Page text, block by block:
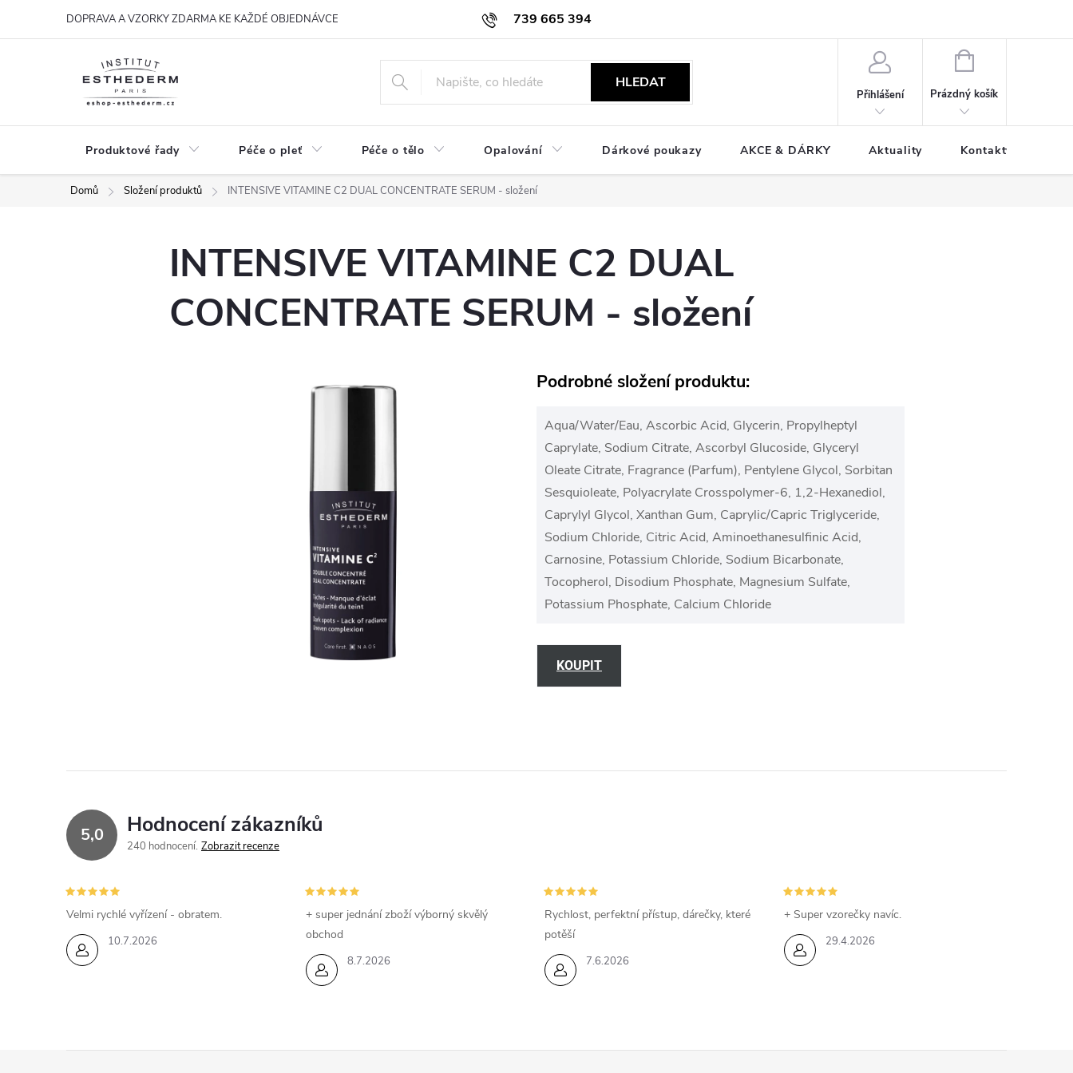
739 665 394
DOPRAVA A VZORKY ZDARMA KE KAŽDÉ OBJEDNÁVCE
HLEDAT
Přihlášení
NÁKUPNÍ
Prázdný košík
Produktové řady Péče o pleť Péče o tělo Opalování Dárkové poukazy AKCE & DÁRKY Aktuality Kontakty
Domů Složení produktů INTENSIVE VITAMINE C2 DUAL CONCENTRATE SERUM - složení
INTENSIVE VITAMINE C2 DUAL
CONCENTRATE SERUM - složení
Podrobné složení produktu:
Aqua/Water/Eau, Ascorbic Acid, Glycerin, Propylheptyl
Caprylate, Sodium Citrate, Ascorbyl Glucoside, Glyceryl
Oleate Citrate, Fragrance (Parfum), Pentylene Glycol, Sorbitan
Sesquioleate, Polyacrylate Crosspolymer-6, 1,2-Hexanediol,
Caprylyl Glycol, Xanthan Gum, Caprylic/Capric Triglyceride,
Sodium Chloride, Citric Acid, Aminoethanesulfinic Acid,
Carnosine, Potassium Chloride, Sodium Bicarbonate,
Tocopherol, Disodium Phosphate, Magnesium Sulfate,
Potassium Phosphate, Calcium Chloride
KOUPIT
5,0 Hodnocení zákazníků
240 hodnocení Zobrazit recenze
10.7.2026
Velmi rychlé vyřízení - obratem.
8.7.2026
+ super jednání zboží výborný skvělý
obchod
7.6.2026
Rychlost, perfektní přístup, dárečky, které
potěší
29.4.2026
+ Super vzorečky navíc.